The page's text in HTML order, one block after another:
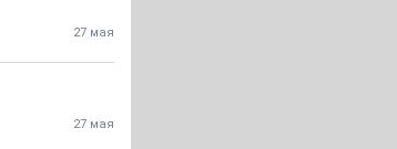
27 мая
27 мая